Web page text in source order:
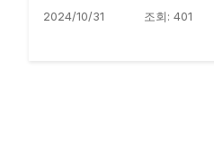
2024/10/31 조회: 401